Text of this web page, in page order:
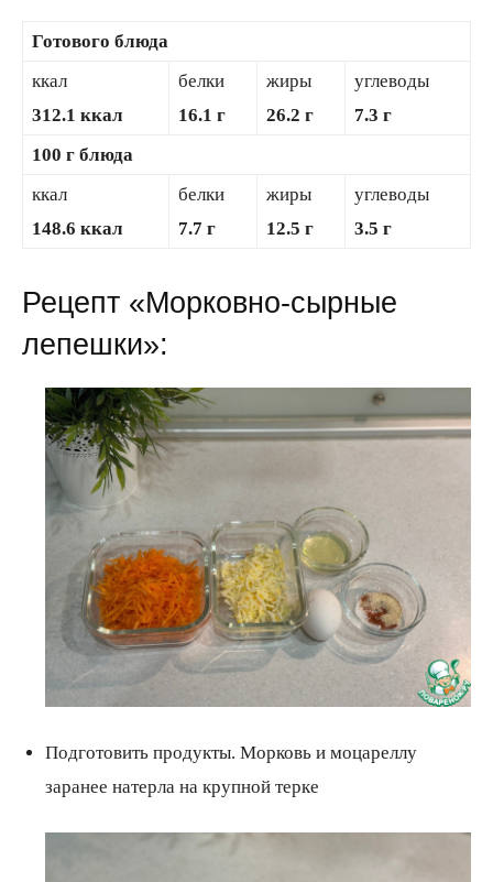
Готового блюда
ккал
312.1 ккал
белки
16.1 г
жиры
26.2 г
углеводы
7.3 г
100 г блюда
ккал
148.6 ккал
белки
7.7 г
жиры
12.5 г
углеводы
3.5 г
Рецепт «Морковно-сырные
лепешки»:
Подготовить продукты. Морковь и моцареллу
заранее натерла на крупной терке